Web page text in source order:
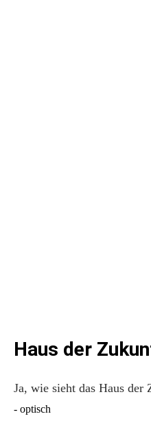
Haus der
Ja, wie sieht das Haus der
- optisch